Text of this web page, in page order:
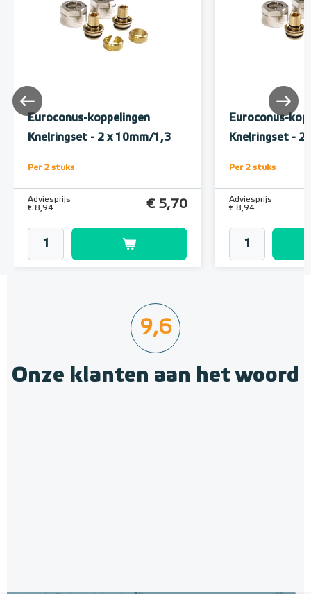
Euroconus-koppelingen
Knelringset - 2 x 10mm/1,3
Per 2 stuks
Adviesprijs
€ 8,94
€ 5,70
Euroconus-
Knelringset - 2
Per 2 stuks
Adviesprijs
€ 8,94
9,6
Onze klanten aan het woord